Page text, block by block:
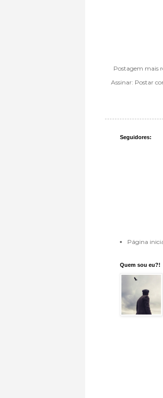
Postagem mais
Assinar: Postar
Seguidores:
Página
Quem sou eu?!